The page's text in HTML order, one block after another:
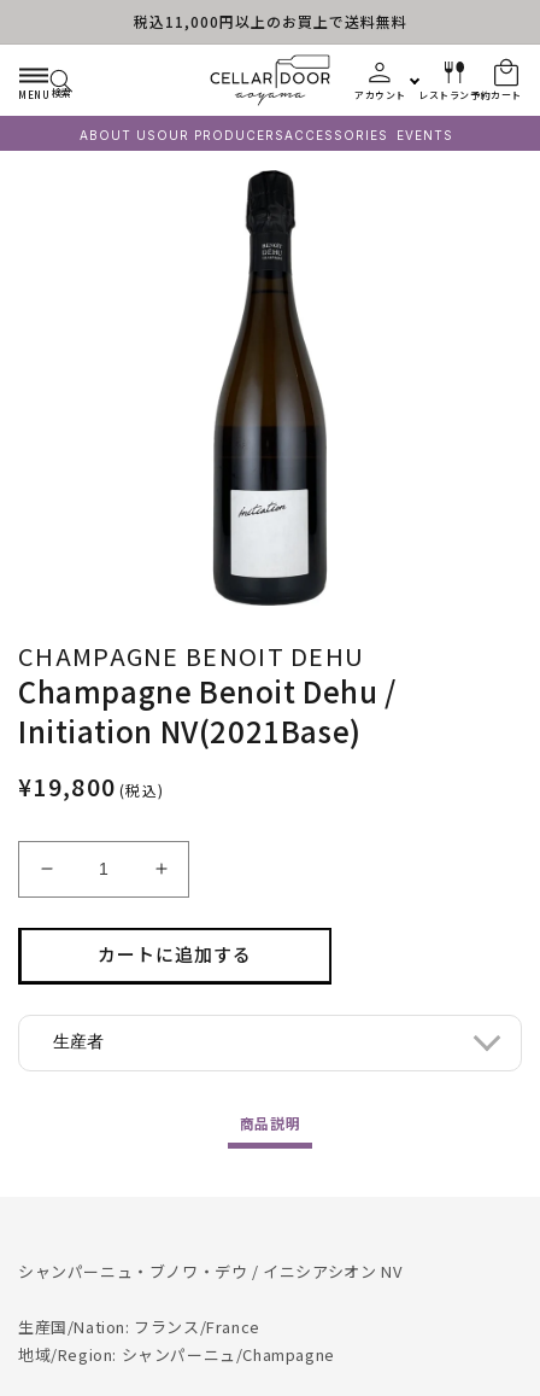
コンテンツに進む税込11,000円以上のお買上で送料無料
MENU 検索 アカウント レストラン予約カート
ABOUT US OUR PRODUCERSACCESSORIES EVENTS
CHAMPAGNE BENOIT DEHU
Champagne Benoit Dehu /
Initiation NV(2021Base)
¥19,800 (税込)
Champagne
Benoit
Dehu
Initiation
の
Champagne
Benoit
Dehu
/
Initiation
カートに追加する
生産者
商品説明
シャンパーニュ・ブノワ・デウ / イニシアシオン NV
生産国/Nation: フランス/France
地域/Region: シャンパーニュ/Champagne